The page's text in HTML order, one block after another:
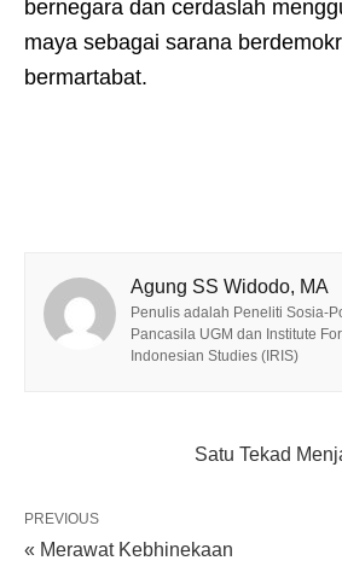
bernegara dan cerdaslah
maya sebagai sarana
bermartabat.
Agung SS Widodo, MA
Penulis adalah Peneliti Sosia-
Pancasila UGM dan Institute
Indonesian Studies (IRIS)
Satu Tekad
PREVIOUS
« Merawat Kebhinekaan